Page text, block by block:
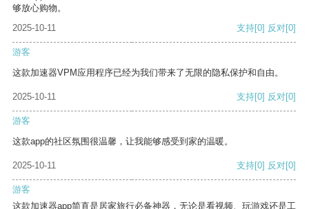
够放心购物。
2025-10-11
支持[0] 反对[0]
游客
这款加速器VPM应用程序已经为我们带来了无限的隐私保护和自由。
2025-10-11 支持[0] 反对[0]
游客
这款app的社区氛围很温馨，让我能够感受到家的温暖。
2025-10-11 支持[0] 反对[0]
游客
这款加速器app简直是居家旅行必备神器，无论是看视频、玩游戏还是工